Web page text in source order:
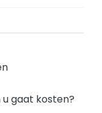
gaat kosten?